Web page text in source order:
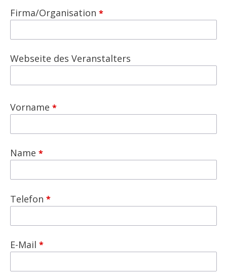
Firma/Organisation
Webseite des Veranstalters
Vorname
Name
Telefon
E-Mail